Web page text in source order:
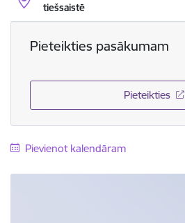
tiešsaistē
Pieteikties pasākumam
Pieteikties
Pievienot kalendāram